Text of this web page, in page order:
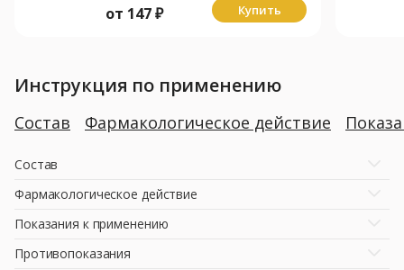
от 147₽ Купить
Инструкция по применению
Состав Фармакологическое действие
Состав
Фармакологическое действие
Показания к применению
Противопоказания